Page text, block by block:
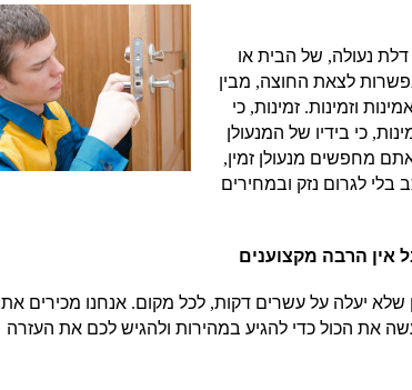
נעולה, של הבית או
לצאת החוצה, מבין
וזמינות. זמינות, כי
, כי בידיו של המנעולן
מחפשים מנעולן זמין,
בלי לגרום נזק ובמחירים
אין הרבה מקצוענים
שלא יעלה על עשרים דקות, לכל מקום. אנחנו מכירים את
את הכול כדי להגיע במהירות ולהגיש לכם את העזרה